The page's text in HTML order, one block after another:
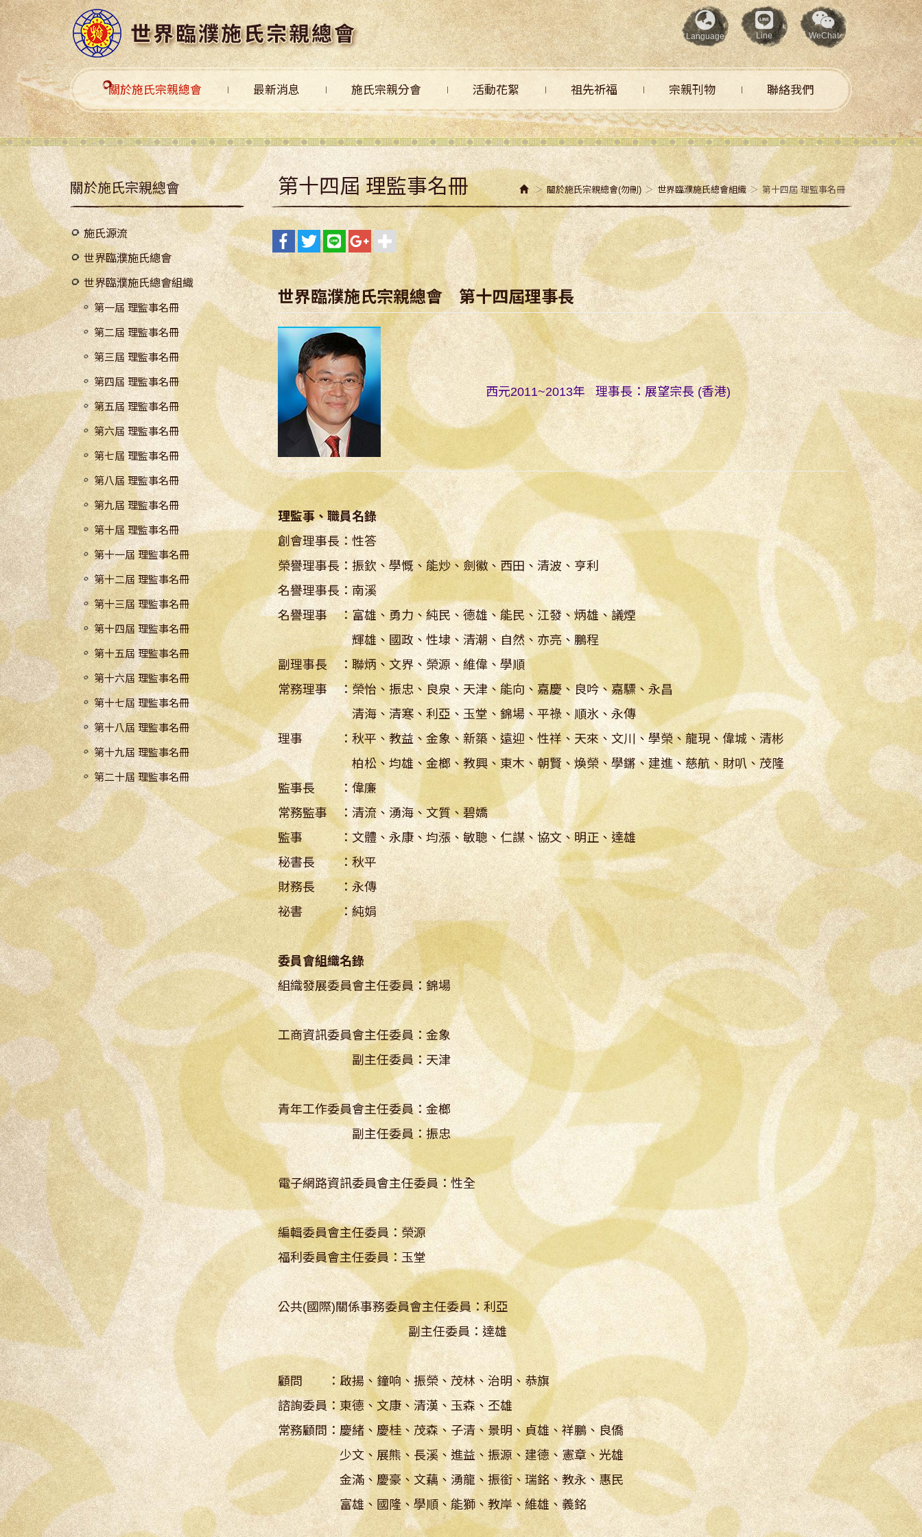
關於施氏宗親總會 最新消息 施氏宗親分會 活動花絮 祖先祈福 宗親刊物 聯絡我們
Language Line WeChat
關於施氏宗親總會
施氏源流
世界臨濮施氏總會
世界臨濮施氏總會組織
第一屆 理監事名冊
第二屆 理監事名冊
第三屆 理監事名冊
第四屆 理監事名冊
第五屆 理監事名冊
第六屆 理監事名冊
第七屆 理監事名冊
第八屆 理監事名冊
第九屆 理監事名冊
第十屆 理監事名冊
第十一屆 理監事名冊
第十二屆 理監事名冊
第十三屆 理監事名冊
第十四屆 理監事名冊
第十五屆 理監事名冊
第十六屆 理監事名冊
第十七屆 理監事名冊
第十八屆 理監事名冊
第十九屆 理監事名冊
第二十屆 理監事名冊
關於施氏宗親總會(勿刪) 世界臨濮施氏總會組織 第十四屆 理監事名冊
第十四屆 理監事名冊
世界臨濮施氏宗親總會 第十四屆理事長
西元2011~2013年 理事長：展望宗長 (香港)
理監事、職員名錄
創會理事長：性答
榮譽理事長：振欽、學慨、能炒、劍徽、西田、清波、亨利
名譽理事長：南溪
名譽理事 ：富雄、勇力、純民、德雄、能民、江發、炳雄、議煙
輝雄、國政、性埭、清潮、自然、亦亮、鵬程
副理事長 ：聯炳、文界、榮源、維偉、學順
常務理事 ：榮怡、振忠、良泉、天津、能向、嘉慶、良吟、嘉驃、永昌
清海、清寒、利亞、玉堂、錦場、平祿、順氷、永傳
理事 ：秋平、教益、金象、新築、遠迎、性祥、天來、文川、學榮、龍現、偉城、清彬
柏松、均雄、金榔、教興、東木、朝賢、煥榮、學鏘、建進、慈航、財叭、茂隆
監事長 ：偉廉
常務監事 ：清流、湧海、文質、碧嬌
監事 ：文體、永康、均漲、敏聰、仁謀、協文、明正、達雄
秘書長 ：秋平
財務長 ：永傳
祕書 ：純娟
委員會組織名錄
組織發展委員會主任委員：錦場
工商資訊委員會主任委員：金象
副主任委員：天津
青年工作委員會主任委員：金榔
副主任委員：振忠
電子網路資訊委員會主任委員：性全
編輯委員會主任委員：榮源
福利委員會主任委員：玉堂
公共(國際)關係事務委員會主任委員：利亞
副主任委員：達雄
顧問 ：啟揚、鐘响、振榮、茂林、治明、恭旗
諮詢委員：東德、文康、清漢、玉森、丕雄
常務顧問：慶緒、慶桂、茂森、子清、景明、貞雄、祥鵬、良僑
少文、展熊、長溪、進益、振源、建德、憲章、光雄
金滿、慶豪、文藕、湧龍、振銜、瑞銘、教永、惠民
富雄、國隆、學順、能獅、教岸、維雄、義銘